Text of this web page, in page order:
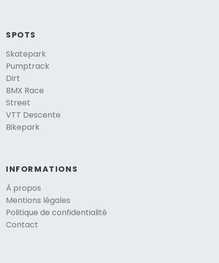
SPOTS
Skatepark
Pumptrack
Dirt
BMX Race
Street
VTT Descente
Bikepark
INFORMATIONS
À propos
Mentions légales
Politique de confidentialité
Contact